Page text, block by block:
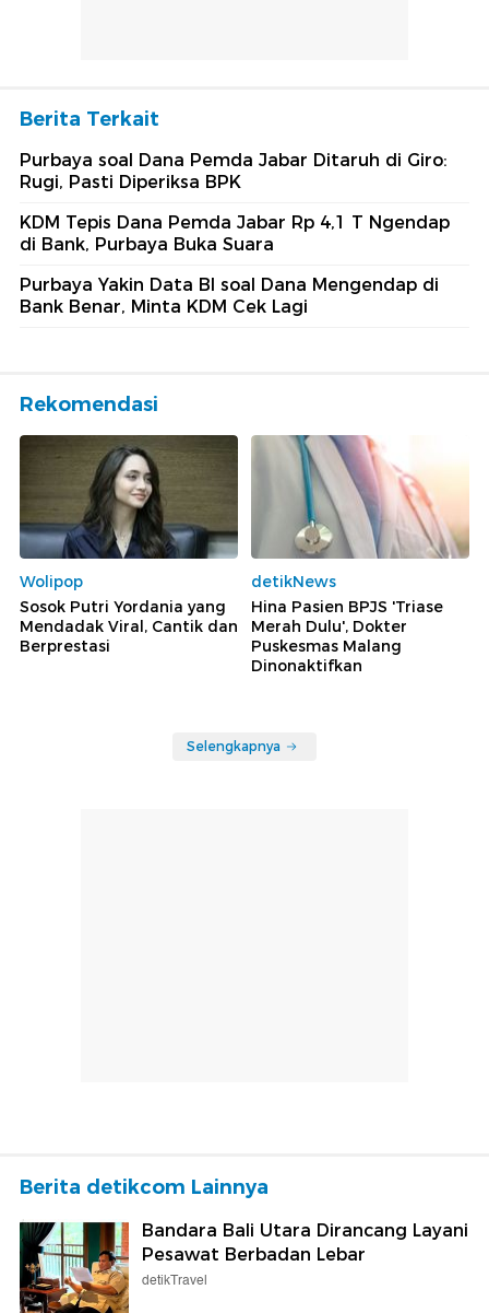
Berita Terkait
Purbaya soal Dana Pemda Jabar Ditaruh di Giro:
Rugi, Pasti Diperiksa BPK
KDM Tepis Dana Pemda Jabar Rp 4,1 T Ngendap
di Bank, Purbaya Buka Suara
Purbaya Yakin Data BI soal Dana Mengendap di
Bank Benar, Minta KDM Cek Lagi
Rekomendasi
Wolipop
Sosok Putri Yordania yang
Mendadak Viral, Cantik dan
Berprestasi
detikNews
Hina Pasien BPJS 'Triase
Merah Dulu', Dokter
Puskesmas Malang
Dinonaktifkan
Selengkapnya
Berita detikcom Lainnya
Bandara Bali Utara Dirancang Layani
Pesawat Berbadan Lebar
detikTravel